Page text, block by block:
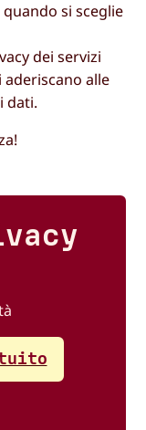
si sceglie
dei servizi
aderiscano alle
dati.